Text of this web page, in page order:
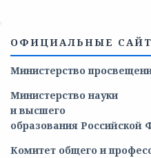
ОФИЦИАЛЬНЫЕ
Министерство
Министерство науки
и высшего
образования Российской
Комитет общего и